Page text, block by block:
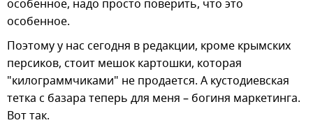
особенное, надо просто поверить, что это
особенное.
Поэтому у нас сегодня в редакции, кроме крымских
персиков, стоит мешок картошки, которая
"килограммчиками" не продается. А кустодиевская
тетка с базара теперь для меня – богиня маркетинга.
Вот так.